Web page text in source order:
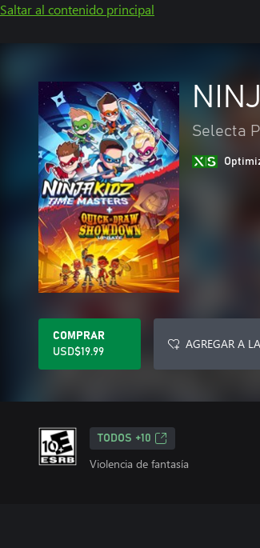
Saltar al contenido principal
Selecta
COMPRAR
USD$19.99
AGREGAR A
TODOS +10
Violencia de fantasía